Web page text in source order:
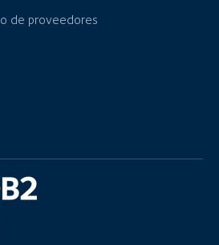
de proveedores